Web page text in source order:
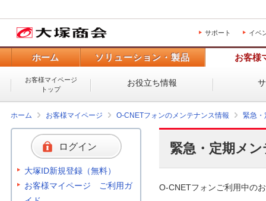
サポート イベ
ホーム ソリューション・製品 お客様
お客様マイページ
トップ
お役立ち情報
ホーム お客様マイページ O-CNETフォンのメンテナンス情報 緊急・
緊急・定期メ
O-CNETフォンご利用中の
ログイン
大塚ID新規登録（無料）
お客様マイページ ご利用ガ